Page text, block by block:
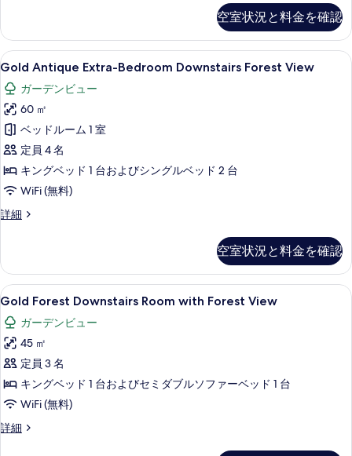
る
べ
て
の
写
真
を
表
示
す
る
with
near
Pool
View
の
詳
細
空室状況と料金を確認
Gold
Antique
Extra-
Bedroom
Downstairs
Forest
View
の
す
の
写
真
を
表
示
す
る
Gold Antique Extra-Bedroom
2
Gold Antique Extra-Bedroom Downstairs Forest View
ガーデンビュー
60 ㎡
ベッドルーム 1 室
定員 4 名
キングベッド 1 台およびシングルベッド 2 台
WiFi (無料)
詳細
Gold
Downstairs
Forest
View
の
詳
細
空室状況と料金を確認
Gold
Forest
Downstairs
Room
with
Forest
View
の
セーフティボックス (室内)、デスク
2
Gold Forest Downstairs Room with Forest View
ガーデンビュー
45 ㎡
定員 3 名
キングベッド 1 台およびセミダブルソファーベッド 1 台
WiFi (無料)
詳細
Gold